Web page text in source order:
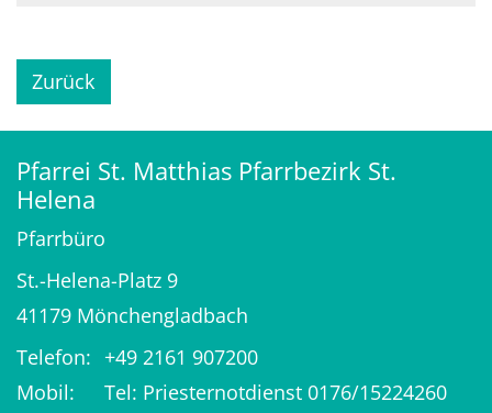
Zurück
Pfarrei St. Matthias Pfarrbezirk St.
Helena
Pfarrbüro
St.-Helena-Platz 9
41179 Mönchengladbach
Telefon: +49 2161 907200
Mobil:
Tel: Priesternotdienst 0176/15224260